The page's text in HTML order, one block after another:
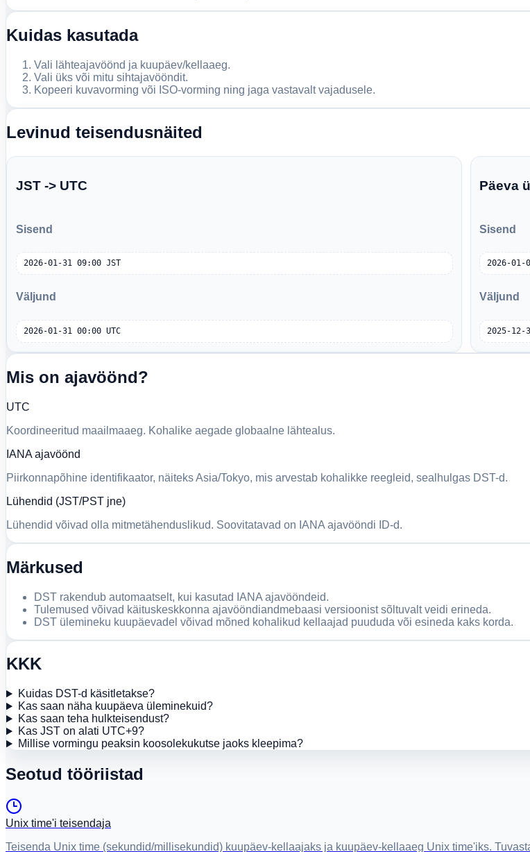
Kuidas kasutada
Vali lähteajavöönd ja kuupäev/kellaaeg.
Vali üks või mitu sihtajavööndit.
Kopeeri kuvavorming või ISO-vorming ning jaga vastavalt vajadusele.
Levinud teisendusnäited
JST -> UTC
Sisend
2026-01-31 09:00 JST
Väljund
2026-01-31 00:00 UTC
Päeva
Sisend
2026-01-
Väljund
2025-12-
Mis on ajavöönd?
UTC
Koordineeritud maailmaaeg. Kohalike aegade globaalne lähtealus.
IANA ajavöönd
Piirkonnapõhine identifikaator, näiteks Asia/Tokyo, mis arvestab kohalikke reegleid, sealhulgas DST-d.
Lühendid (JST/PST jne)
Lühendid võivad olla mitmetähenduslikud. Soovitatavad on IANA ajavööndi ID-d.
Märkused
DST rakendub automaatselt, kui kasutad IANA ajavööndeid.
Tulemused võivad käituskeskkonna ajavööndiandmebaasi versioonist sõltuvalt veidi erineda.
DST ülemineku kuupäevadel võivad mõned kohalikud kellaajad puududa või esineda kaks korda.
KKK
Kuidas DST-d käsitletakse?
Kas saan näha kuupäeva üleminekuid?
Kas saan teha hulkteisendust?
Kas JST on alati UTC+9?
Millise vormingu peaksin koosolekukutse jaoks kleepima?
Seotud tööriistad
Unix time'i teisendaja
Teisenda Unix time (sekundid/millisekundid) kuupäev-kellaajaks ja kuupäev-kellaaeg Unix time'iks.